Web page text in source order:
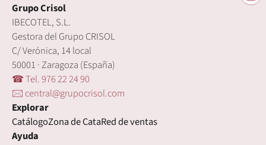
Grupo Crisol
IBECOTEL, S.L.
Gestora del Grupo CRISOL
C/ Verónica, 14 local
50001 · Zaragoza (España)
☎ Tel. 976 22 24 90
🖂 central@grupocrisol.com
Explorar
CatálogoZona de CataRed de ventas
Ayuda